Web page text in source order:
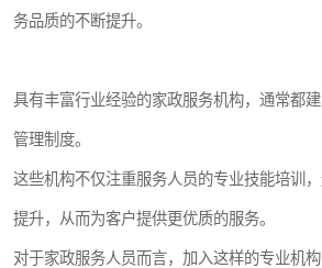
务品质的不断提升。
具有丰富行业经验的家政服务机构，通常都
管理制度。
这些机构不仅注重服务人员的专业技能培训
提升，从而为客户提供更优质的服务。
对于家政服务人员而言，加入这样的专业机